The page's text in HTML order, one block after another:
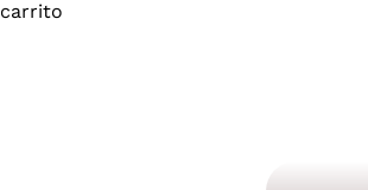
carrito